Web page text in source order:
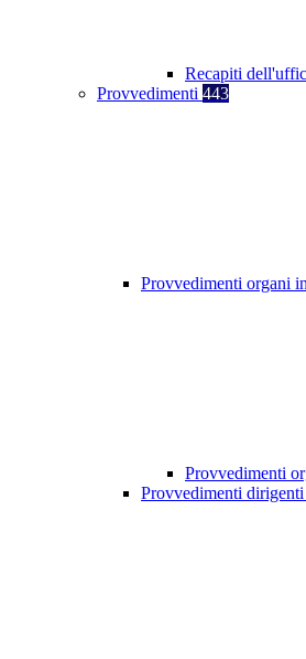
Recapiti
Provvedimenti 443
Provvedimenti organi
Provvedimenti
Provvedimenti